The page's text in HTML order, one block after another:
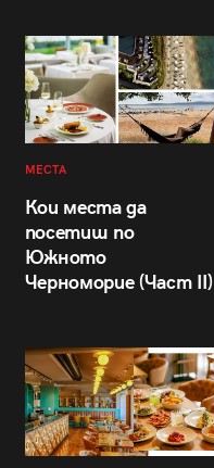
МЕСТА
Кои места да
посетиш по
Южното
Черноморие (Част II)